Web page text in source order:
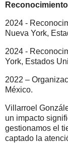
2024 -
Nueva York,
2024 -
York, Estados
2022 –
México.
Villarroel
un impacto
gestionamos el
captado la